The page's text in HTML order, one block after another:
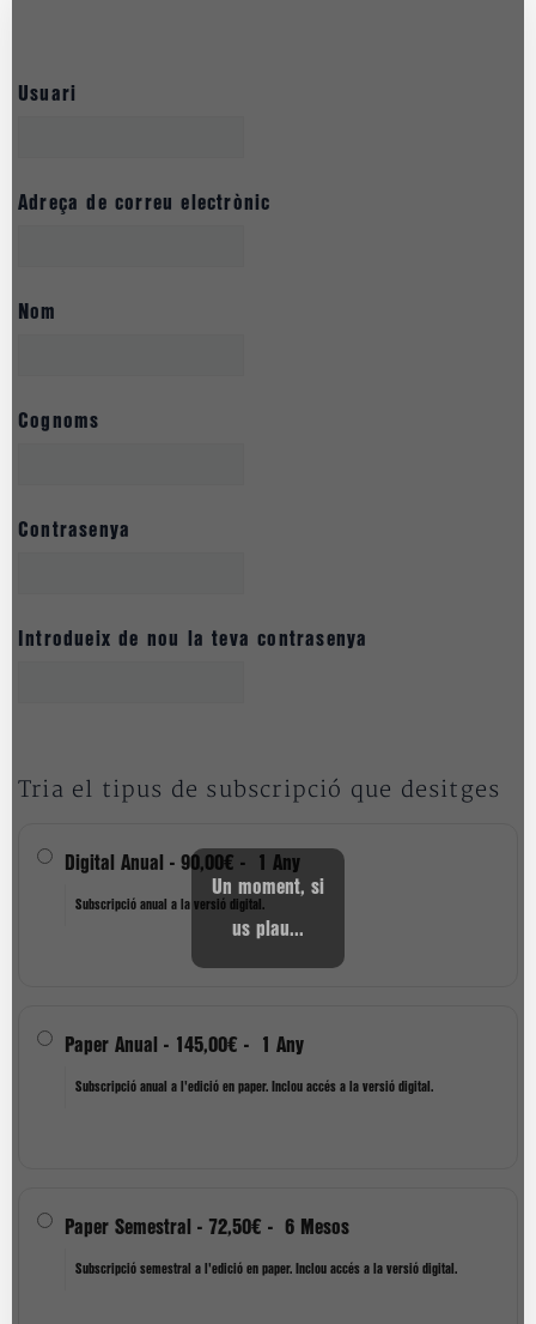
Usuari
Adreça de correu electrònic
Nom
Cognoms
Contrasenya
Introdueix de nou la teva contrasenya
Tria el tipus de subscripció que desitges
Digital Anual - 90,00€ - 1 Any
Subscripció anual a la versió digital.
Paper Anual - 145,00€ - 1 Any
Subscripció anual a l'edició en paper. Inclou accés a la versió digital.
Paper Semestral - 72,50€ - 6 Mesos
Subscripció semestral a l'edició en paper. Inclou accés a la versió digital.
Un moment, si
us plau...